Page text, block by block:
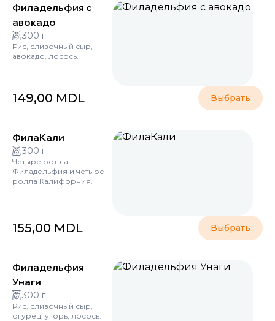
Филадельфия с
авокадо
300 г
Рис, сливочный сыр,
авокадо, лосось.
149,00 MDL Выбрать
ФилаКали
300 г
Четыре ролла
Филадельфия и четыре
ролла Калифорния.
155,00 MDL Выбрать
Филадельфия
Унаги
300 г
Рис, сливочный сыр,
огурец, угорь, лосось.